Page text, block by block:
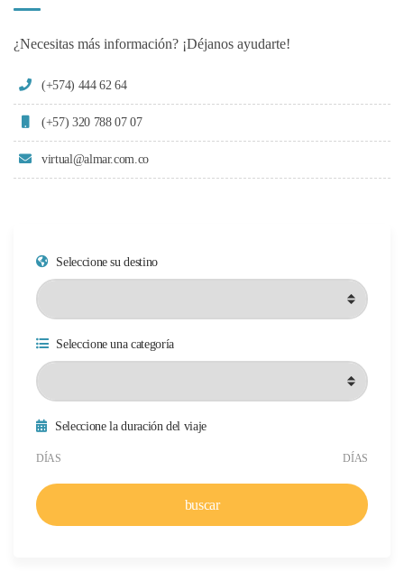
¿Necesitas más información? ¡Déjanos ayudarte!
(+574) 444 62 64
(+57) 320 788 07 07
virtual@almar.com.co
Seleccione su destino
Seleccione una categoría
Seleccione la duración del viaje
Duración mínima del viaje
Duración máxima del viaje
DÍAS DÍAS
buscar